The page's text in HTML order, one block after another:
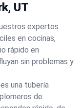
UT
expertos
en cocinas,
rápido en
sin problemas y
una tubería
de